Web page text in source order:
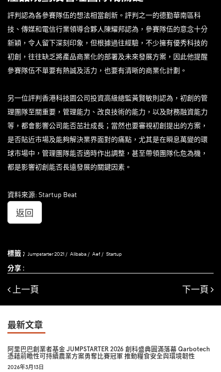
評判認為各參賽隊伍的想法相當創新。評判之一的德勤華南區科
技、傳媒和電信行業領導合夥人陳耀邦認為，參賽隊伍的意念十分
新穎，令人留下深刻印象，但根據過往經驗，不少擁有優秀科技的
初創，往往缺乏將產品商業化的部署及未來發展方案，因此他提醒
參賽隊伍不單要有熱誠及活力，也要有清晰的商業化計劃。
另一位評判香港科技園公司投資高級總監黃賢敏則認為，初創的管
理團隊至關重要，管理能力、改良技術的能力，以及財務融資能力
等，都會影響公司能否茁壯成長；當然也要審視初創提出的方案，
是否貼近市場及能夠解決業界面對的痛點，尤其是在瞬息萬變的環
球市場中，管理團隊能否適時作出調整，甚至帶領團隊化危為機，
都是影響初創能否長遠發展的關鍵因素。
資料來源: Startup Beat
返回
標籤 : Jumpstarter 2021 Alibaba Aef Startup
分享 :
上一頁 下一頁
最新文章
阿里巴巴創業者基金 JUMPSTARTER 2026 創科盛典圓滿落幕 Qarbotech
憑藉前瞻性可持續農業方案勇奪比賽冠軍 推動糧食安全與環境韌性
2026年3月13日